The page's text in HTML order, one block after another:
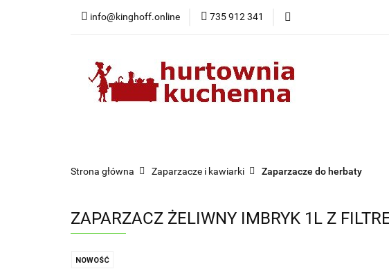
info@kinghoff.online 735 912 341
Kategorie
Strona główna Zaparzacze i kawiarki Zaparzacze do herbaty
ZAPARZACZ ŻELIWNY IMBRYK 1L Z
NOWOŚĆ